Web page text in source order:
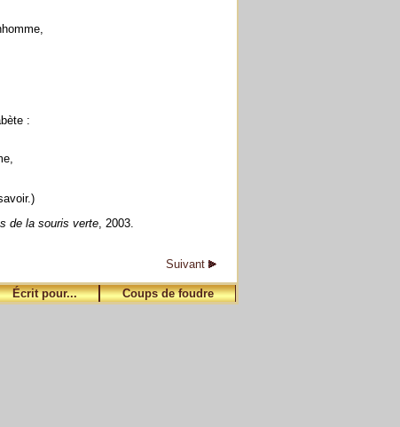
:
de la souris verte, 2003.
Suivant
Écrit pour... Coups de foudre